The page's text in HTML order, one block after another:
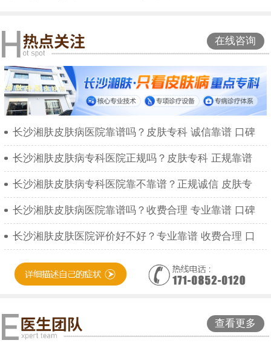
在线咨询
长沙湘肤皮肤病医院靠谱吗？皮肤专科 诚信靠谱 口碑
长沙湘肤皮肤病专科医院正规吗？皮肤专科 正规靠谱
长沙湘肤皮肤病专科医院靠不靠谱？正规诚信 皮肤专
长沙湘肤皮肤病医院靠谱吗？收费合理 专业靠谱 口碑
长沙湘肤皮肤医院评价好不好？专业靠谱 收费合理 口
查看更多